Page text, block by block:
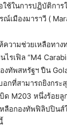
ช้ในการปฏิบัติการ
ณ์เมืองมาราวี (
ความช่วยเหลือทา
รเฟิล “M4
งทัพสหรัฐฯ ปืน
กที่สามารถยิงกระ
ด M203 หนึ่งร้อยลู
ลือกองทัพฟิลิปปินส์